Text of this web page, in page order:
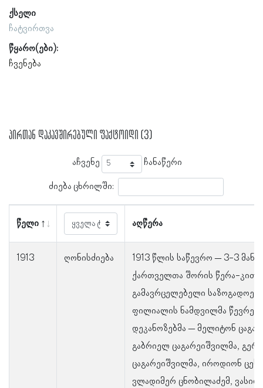
ქსელი
ჩატვირთვა
წყარო(ები):
ჩვენება
პირთან დაკავშირებული ფაქტოიდი (3)
აჩვენე ჩანაწერი
ძიება ცხრილში:
წელი აღწერა
1913 ღონისძიება
1913 წლის საწევრო – 3-3
ქართველთა შორის წერა-
გამავრცელებელი
ფილიალის ნამდვილმა
დეკანოზებმა – მელიტონ
გაბრიელ ცაგარეიშვილმა,
ცაგარეიშვილმა, იროდიონ
ვლადიმერ ცნობილაძემ,